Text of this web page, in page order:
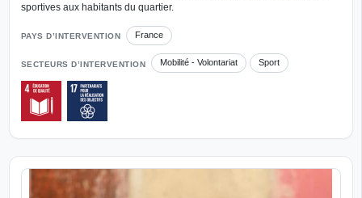
sportives aux habitants du quartier.
PAYS D’INTERVENTION France
SECTEURS D’INTERVENTION Mobilité - Volontariat Sport